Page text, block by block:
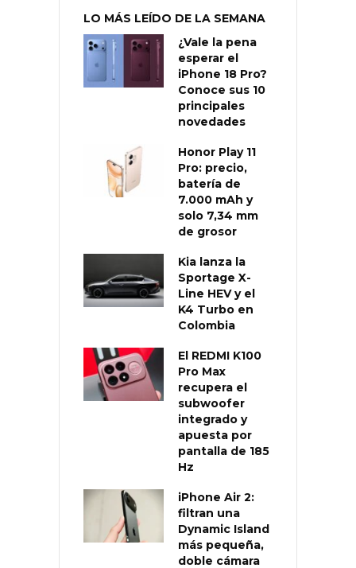
LO MÁS LEÍDO DE LA SEMANA
¿Vale la pena
esperar el
iPhone 18 Pro?
Conoce sus 10
principales
novedades
Honor Play 11
Pro: precio,
batería de
7.000 mAh y
solo 7,34 mm
de grosor
Kia lanza la
Sportage X-
Line HEV y el
K4 Turbo en
Colombia
El REDMI K100
Pro Max
recupera el
subwoofer
integrado y
apuesta por
pantalla de 185
Hz
iPhone Air 2:
filtran una
Dynamic Island
más pequeña,
doble cámara